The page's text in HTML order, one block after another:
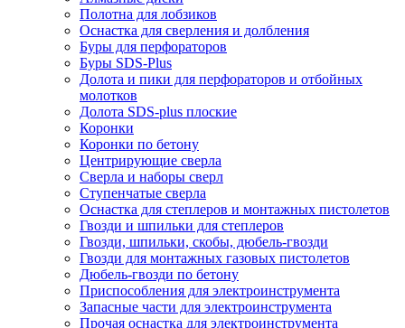
Полотна для лобзиков
Оснастка для сверления и долбления
Буры для перфораторов
Буры SDS-Plus
Долота и пики для перфораторов и отбойных
молотков
Долота SDS-plus плоские
Коронки
Коронки по бетону
Центрирующие сверла
Сверла и наборы сверл
Ступенчатые сверла
Оснастка для степлеров и монтажных пистолетов
Гвозди и шпильки для степлеров
Гвозди, шпильки, скобы, дюбель-гвозди
Гвозди для монтажных газовых пистолетов
Дюбель-гвозди по бетону
Приспособления для электроинструмента
Запасные части для электроинструмента
Прочая оснастка для электроинструмента